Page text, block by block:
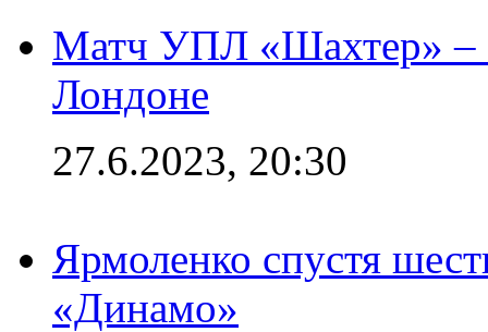
Матч УПЛ «Шахтер» –
Лондоне
27.6.2023, 20:30
Ярмоленко спустя
«Динамо»